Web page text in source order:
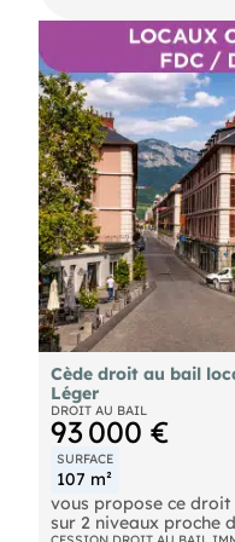
Gaine d'extraction.
prix de vente inclut le
aménagements et du
de gamme (100
Cède droit au bail
Léger
DROIT AU BAIL
93 000 €
SURFACE
107 m²
vous propose ce droit
sur 2 niveaux proche